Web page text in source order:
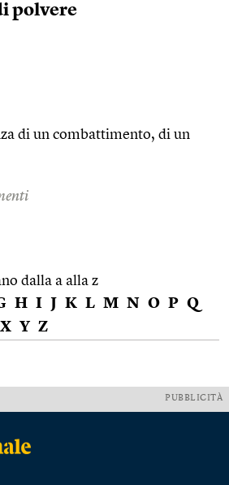
polvere
di un combattimento, di un
dalla a alla z
H I J K L M N O P Q
X Y Z
PUBBLICITÀ